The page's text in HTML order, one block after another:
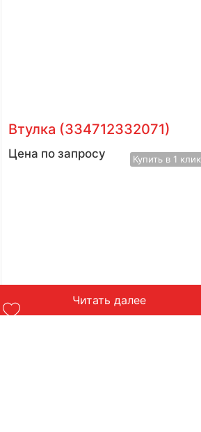
Втулка (334712332071)
Цена по запросу Купить в 1 клик
Читать далее